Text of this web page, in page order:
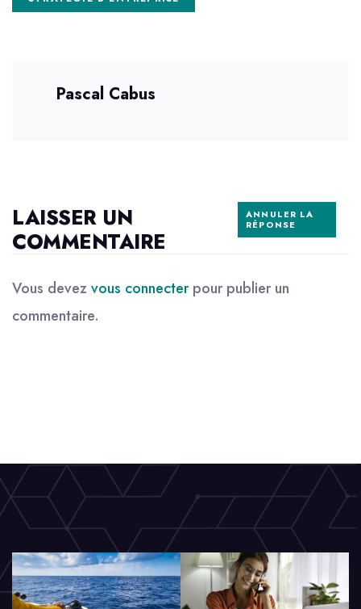
Pascal Cabus
LAISSER UN
COMMENTAIRE
ANNULER LA
RÉPONSE
Vous devez vous connecterpour publier un
commentaire.